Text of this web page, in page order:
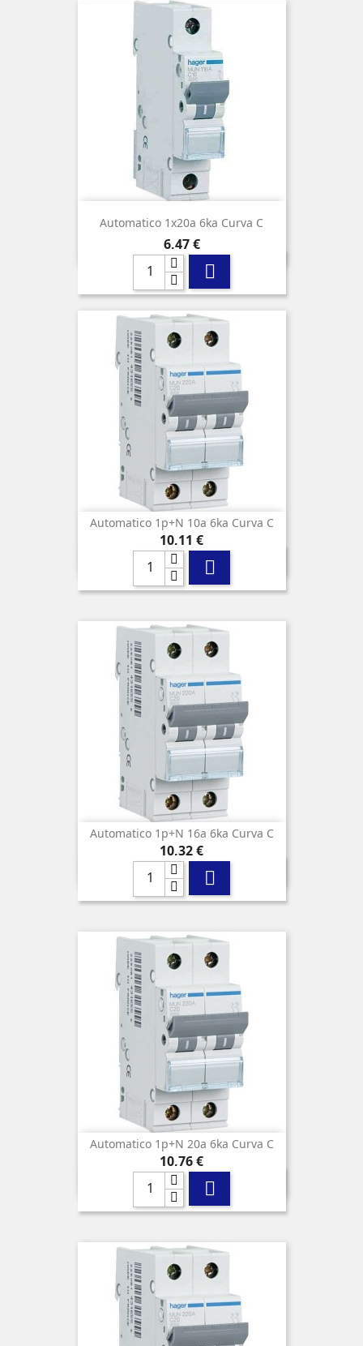
Automatico 1x20a 6ka Curva C
Precio
6,47 €

Automatico 1p+n 10a 6ka Curva C
Precio
10,11 €

Automatico 1p+n 16a 6ka Curva C
Precio
10,32 €

Automatico 1p+n 20a 6ka Curva C
Precio
10,76 €
